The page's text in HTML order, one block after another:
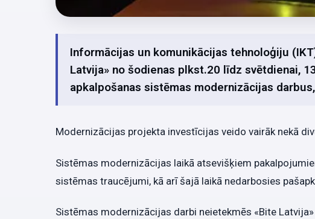
Informācijas un komunikācijas tehnoloģiju
Latvija» no šodienas plkst.20 līdz svētdienai,
apkalpošanas sistēmas modernizācijas
Modernizācijas projekta investīcijas veido vairāk nekā
Sistēmas modernizācijas laikā atsevišķiem
sistēmas traucējumi, kā arī šajā laikā nedarbosies
Sistēmas modernizācijas darbi neietekmēs «Bite